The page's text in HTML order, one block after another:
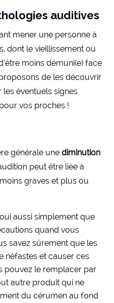
auditives
mener une personne à
dont le vieillissement ou
moins démuni(e) face
de les découvrir
éventuels signes
vos proches !
générale unediminution
peut être liée à
graves et plus ou
aussi simplement que
quand vous
savez sûrement que les
néfastes et causer ces
pouvez le remplacer par
autre produit qui ne
du cérumen au fond